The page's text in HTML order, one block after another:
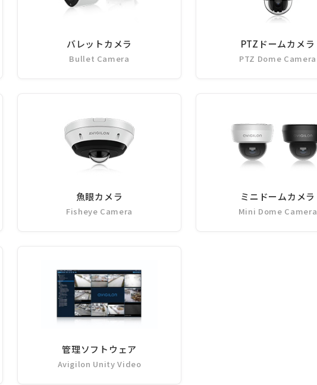
バレットカメラ
Bullet Camera
PTZドームカメラ
PTZ Dome Camera
魚眼カメラ
Fisheye Camera
ミニドームカメラ
Mini Dome Camera
管理ソフトウェア
Avigilon Unity Video